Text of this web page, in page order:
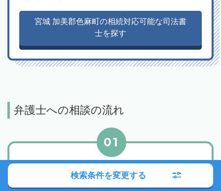
宮城 加美郡色麻町の相続対応可能な司法書
士を探す
弁護士への相談の流れ
エリアや相談内容から検索
01
検索条件を変更する